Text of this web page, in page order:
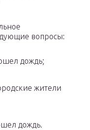
вопросы:
дождь;
жители
дождь.